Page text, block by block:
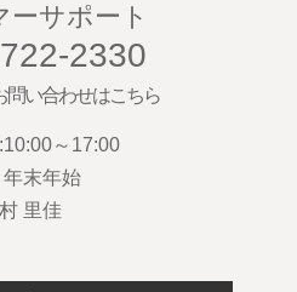
ーサポート
2330
問い合わせはこちら
～17:00
末年始
里佳